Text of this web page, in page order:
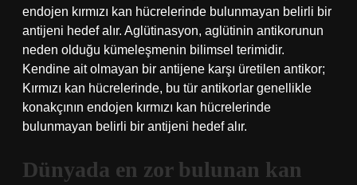
endojen kırmızı kan hücrelerinde bulunmayan belirli bir
antijeni hedef alır. Aglütinasyon, aglütinin antikorunun
neden olduğu kümeleşmenin bilimsel terimidir.
Kendine ait olmayan bir antijene karşı üretilen antikor;
Kırmızı kan hücrelerinde, bu tür antikorlar genellikle
konakçının endojen kırmızı kan hücrelerinde
bulunmayan belirli bir antijeni hedef alır.
Dünyada en zor bulunan kan